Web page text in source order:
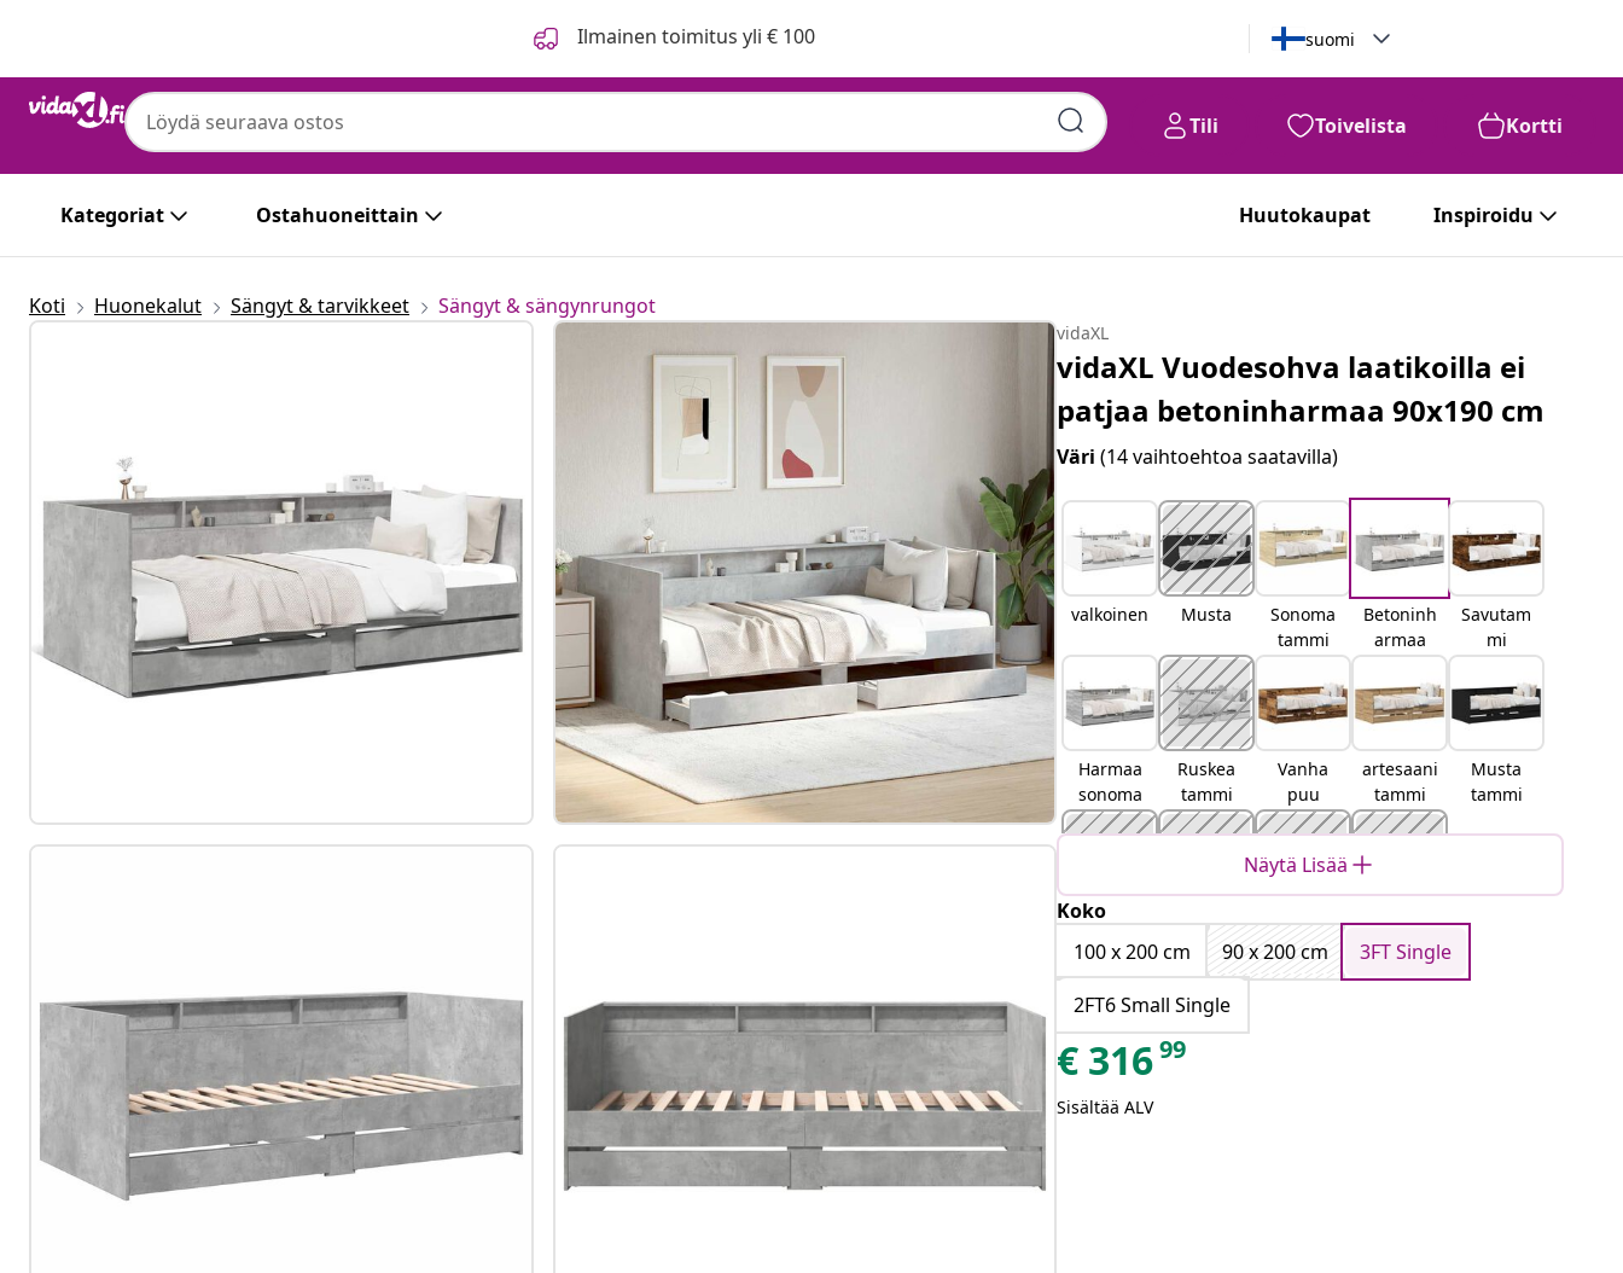
Ilmainen toimitus yli € 100 suomi
Tili Toivelista Kortti
Kategoriat Ostahuoneittain Huutokaupat Inspiroidu
Koti Huonekalut Sängyt & tarvikkeet Sängyt & sängynrungot
vidaXL
vidaXL Vuodesohva laatikoilla ei
patjaa betoninharmaa 90x190 cm
Väri(14 vaihtoehtoa saatavilla)
valkoinen Musta
Sonoma
tammi
Betoninh
armaa
Savutam
mi
Harmaa
sonoma
Ruskea
tammi
Vanha
puu
artesaani
tammi
Musta
tammi
Sonoma-
tammi
Savutam
mi
Harmaa
Sonoma
Betoninh
armaa
Näytä Lisää
Koko
100 x 200 cm
90 x 200 cm
3FT Single
2FT6 Small Single
€ 31699
Sisältää ALV